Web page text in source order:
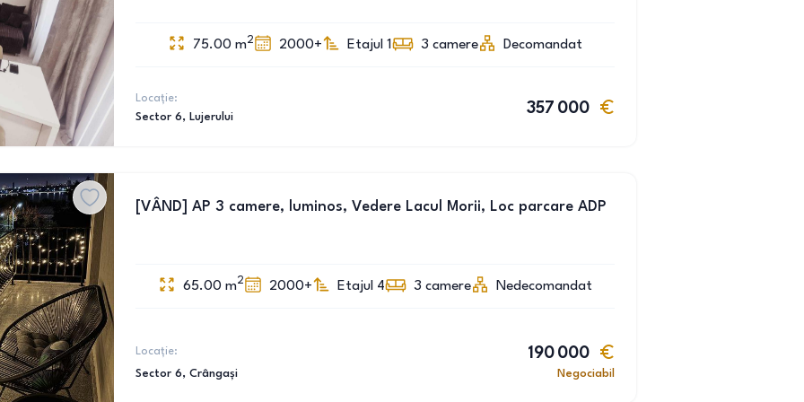
75.00 m2 2000+ Etajul 1 3 camere Decomandat
Locație:
Sector 6, Lujerului
357 000
[VÂND] AP 3 camere, luminos, Vedere Lacul Morii, Loc parcare ADP
65.00 m2 2000+ Etajul 4 3 camere Nedecomandat
Locație:
Sector 6, Crângași
190 000
Negociabil